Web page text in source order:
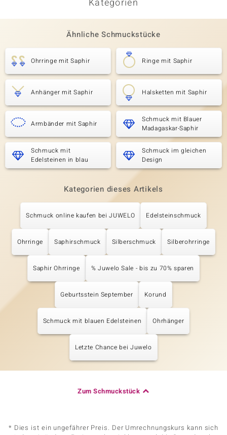
Kategorien
Ähnliche Schmuckstücke
Ohrringe mit Saphir Ringe mit Saphir
Anhänger mit Saphir Halsketten mit Saphir
Armbänder mit Saphir
Schmuck mit Blauer
Madagaskar-Saphir
Schmuck mit
Edelsteinen in blau
Schmuck im gleichen
Design
Kategorien dieses Artikels
Schmuck online kaufen bei JUWELO Edelsteinschmuck
Ohrringe Saphirschmuck Silberschmuck Silberohrringe
Saphir Ohrringe % Juwelo Sale - bis zu 70% sparen
Geburtsstein September Korund
Schmuck mit blauen Edelsteinen Ohrhänger
Letzte Chance bei Juwelo
Zum Schmuckstück
* Dies ist ein ungefährer Preis. Der Umrechnungskurs kann sich